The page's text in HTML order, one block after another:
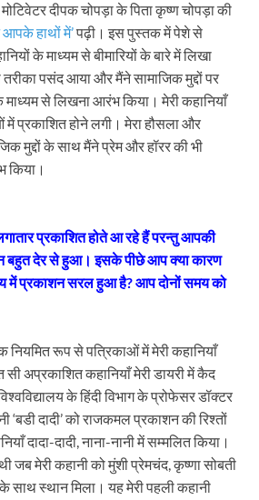
दीपक चोपड़ा के पिता कृष्ण चोपड़ा की
हाथों में’पढ़ी। इस पुस्तक में पेशे से
के माध्यम से बीमारियों के बारे में लिखा
पसंद आया और मैंने सामाजिक मुद्दों पर
माध्यम से लिखना आरंभ किया। मेरी कहानियाँ
में प्रकाशित होने लगी। मेरा हौसला और
मुद्दों के साथ मैंने प्रेम और हॉरर की भी
किया।
प्रकाशित होते आ रहे हैं परन्तु आपकी
बहुत देर से हुआ। इसके पीछे आप क्या कारण
प्रकाशन सरल हुआ है? आप दोनों समय को
रूप से पत्रिकाओं में मेरी कहानियाँ
सी अप्रकाशित कहानियाँ मेरी डायरी में कैद
के हिंदी विभाग के प्रोफेसर डॉक्टर
‘बडी दादी’ को राजकमल प्रकाशन की रिश्तों
दादा-दादी, नाना-नानी में सम्मलित किया।
जब मेरी कहानी को मुंशी प्रेमचंद, कृष्णा सोबती
साथ स्थान मिला। यह मेरी पहली कहानी